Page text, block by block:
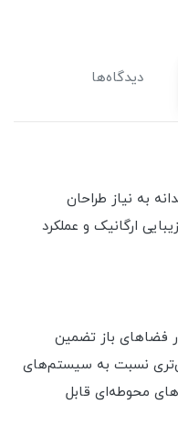
دیدگاه‌ها
به نیاز طراحان
ارگانیک و عملکرد
در فضاهای باز تضمین
نسبت به سیستم‌های
محوطه‌ای قابل